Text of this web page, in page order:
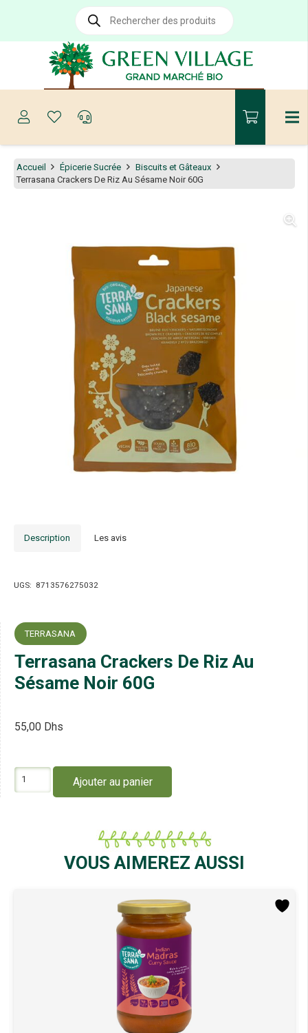
Recherche
produits
Accueil Épicerie Sucrée
Biscuits et Gâteaux
Terrasana Crackers De Riz Au Sésame Noir 60G
Description Les avis
UGS: 8713576275032
TERRASANA
Terrasana Crackers De Riz Au
Sésame Noir 60G
55,00 Dhs
Ajouter au panier
VOUS AIMEREZ AUSSI